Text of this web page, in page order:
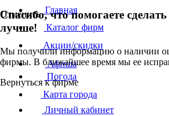
Отменить
Спасибо, что помогаете
лучше!
Мы получили информацию о наличии
фирмы. В ближайшее время мы ее
Вернуться к фирме
Главная
Каталог фирм
Акции/скидки
Афиша
Погода
Карта города
Личный кабинет